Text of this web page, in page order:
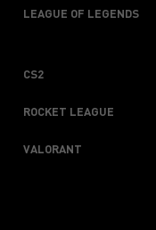
LEAGUE OF LEGENDS
CS2
ROCKET LEAGUE
VALORANT